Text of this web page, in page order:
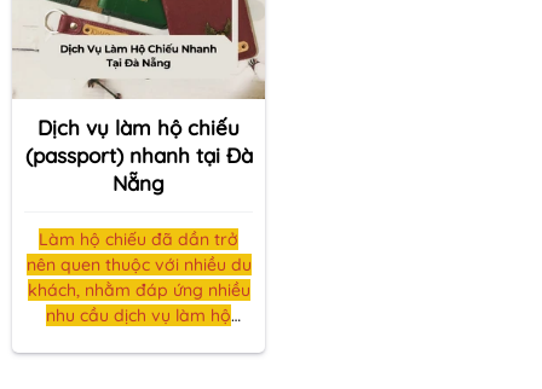
Dịch vụ làm hộ chiếu
(passport) nhanh tại Đà
Nẵng
Làm hộ chiếu đã dần trở
nên quen thuộc với nhiều du
khách, nhằm đáp ứng nhiều
nhu cầu dịch vụ làm hộ